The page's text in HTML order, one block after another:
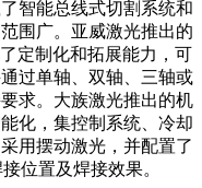
智能总线式切割系统和
围广。亚威激光推出的
定制化和拓展能力，可
过单轴、双轴、三轴或
求。大族激光推出的机
化，集控制系统、冷却
用摆动激光，并配置了
位置及焊接效果。